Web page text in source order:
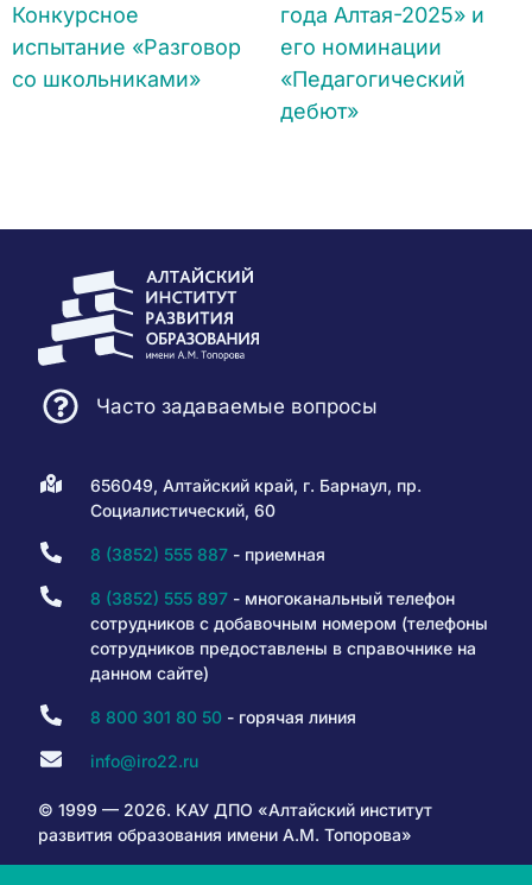
Конкурсное
испытание «Разговор
со школьниками»
года Алтая-2025» и
его номинации
«Педагогический
дебют»
Часто задаваемые вопросы
656049, Алтайский край, г. Барнаул, пр.
Социалистический, 60
8 (3852) 555 887- приемная
8 (3852) 555 897- многоканальный телефон
сотрудников с добавочным номером (телефоны
сотрудников предоставлены в справочнике на
данном сайте)
8 800 301 80 50- горячая линия
info@iro22.ru
© 1999 — 2026. КАУ ДПО «Алтайский институт
развития образования имени А.М. Топорова»